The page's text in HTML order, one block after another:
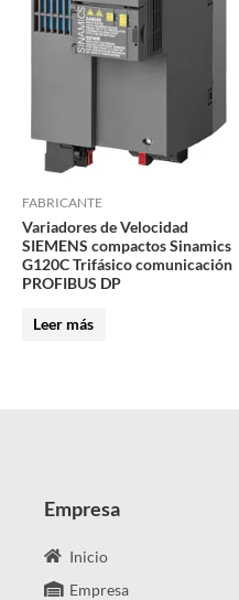
FABRICANTE
Variadores de Velocidad
SIEMENS compactos Sinamics
G120C Trifásico comunicación
PROFIBUS DP
Leer más
Empresa
Inicio
Empresa